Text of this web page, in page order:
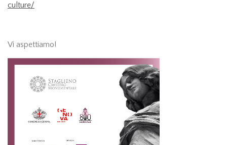
culture/
Vi aspettiamo!